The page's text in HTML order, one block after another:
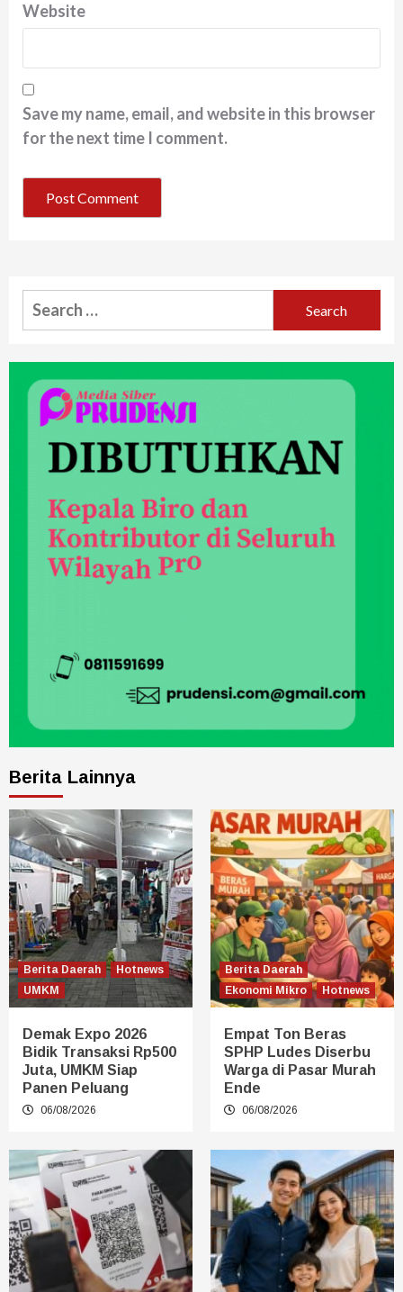
Website
Save my name, email, and website in this browser
for the next time I comment.
Berita Lainnya
Berita Daerah
Hotnews
UMKM
Demak Expo 2026
Bidik Transaksi Rp500
Juta, UMKM Siap
Panen Peluang
06/08/2026
Berita Daerah
Ekonomi Mikro
Hotnews
Empat Ton Beras
SPHP Ludes Diserbu
Warga di Pasar Murah
Ende
06/08/2026